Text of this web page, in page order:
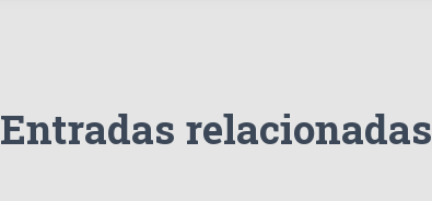
Entradas relacionadas